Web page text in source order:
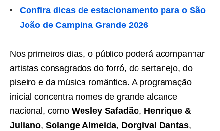
Confira dicas de estacionamento para o São
João de Campina Grande 2026
Nos primeiros dias, o público poderá acompanhar
artistas consagrados do forró, do sertanejo, do
piseiro e da música romântica. A programação
inicial concentra nomes de grande alcance
nacional, como Wesley Safadão, Henrique &
Juliano, Solange Almeida, Dorgival Dantas,